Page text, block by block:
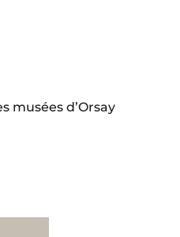
musées d’Orsay